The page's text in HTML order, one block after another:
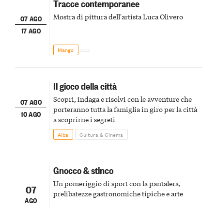
07 AGO
17 AGO
Tracce contemporanee
Mostra di pittura dell'artista Luca Olivero
Mango
07 AGO
10 AGO
Il gioco della città
Scopri, indaga e risolvi con le avventure che
porteranno tutta la famiglia in giro per la città
a scoprirne i segreti
Alba Cultura & Cinema
07
AGO
Gnocco & stinco
Un pomeriggio di sport con la pantalera,
prelibatezze gastronomiche tipiche e arte